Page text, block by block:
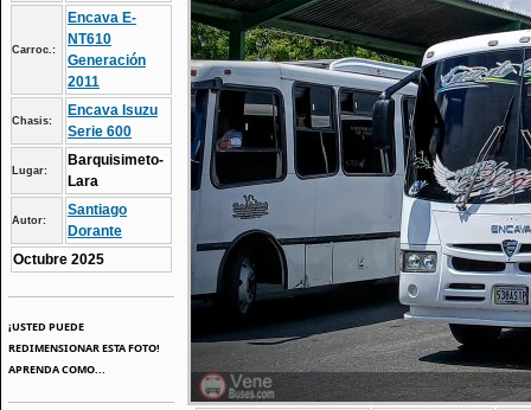
Carroc.:
Encava E-
NT610
Generación
2011
Chasis:
Encava Isuzu
Serie 600
Lugar:
Barquisimeto-
Lara
Autor:
Santiago
Dorante
Octubre 2025
¡USTED PUEDE
REDIMENSIONAR ESTA FOTO!
APRENDA COMO...